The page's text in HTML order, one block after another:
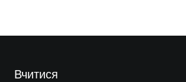
Вчитися